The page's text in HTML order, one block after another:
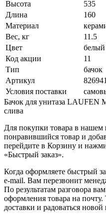
Высота
535
Длина
160
Материал
Вес, кг
11.5
Цвет
белый
Код акции
11
Тип
бачок
Артикул
826941
Условия поставки
Бачок для унитаза LAUFEN
слива
Для покупки товара в нашем
понравившийся товар и
перейдите в Корзину и
«Быстрый заказ».
Когда оформляете быстрый
e-mail. Вам перезвонит
По результатам разговора
оформления товара на почту.
доставки и радоваться новой